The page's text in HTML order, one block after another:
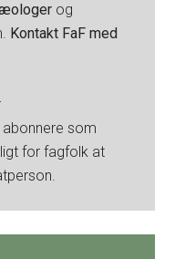
og
Kontakt FaF med
som
for fagfolk at